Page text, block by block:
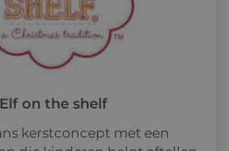
Elf on the shelf
kerstconcept met een